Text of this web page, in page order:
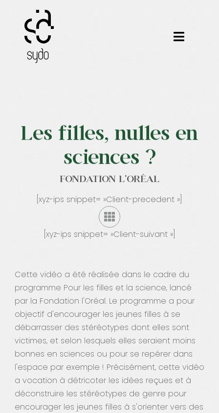
contenu
Toggle
Nos formations
Nos certifications
Nos réalisations
Les filles, nulles en
sciences ?
FONDATION L'ORÉAL
[xyz-ips snippet= »Client-precedent »]
[xyz-ips snippet= »Client-suivant »]
Cette vidéo a été réalisée dans le cadre du
programme Pour les filles et la science, lancé
par la Fondation l'Oréal. Le programme a pour
objectif d'encourager les jeunes filles à se
débarrasser des stéréotypes dont elles sont
victimes, et selon lesquels elles seraient moins
bonnes en sciences ou pour se repérer dans
l'espace par exemple ! Précisément, cette vidéo
a vocation à détricoter les idées reçues et à
déconstruire les stéréotypes de genre pour
encourager les jeunes filles à s'orienter vers des